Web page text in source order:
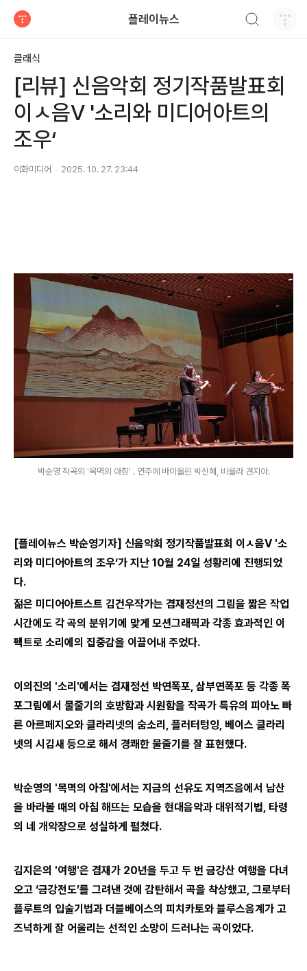
플레이뉴스
클래식
[리뷰] 신음악회 정기작품발표회
이ㅅ음V '소리와 미디어아트의
조우‘
이화미디어 2025. 10. 27. 23:44
박순영 작곡의 '목멱의 아침' . 연주에 바이올린 박신혜, 비올라 견지아.
[플레이뉴스 박순영기자] 신음악회 정기작품발표회 이ㅅ음V '소
리와 미디어아트의 조우‘가 지난 10월 24일 성황리에 진행되었
다.
젊은 미디어아트스트 김건우작가는 겸재정선의 그림을 짧은 작업
시간에도 각 곡의 분위기에 맞게 모션그래픽과 각종 효과적인 이
펙트로 소리에의 집중감을 이끌어내 주었다.
이의진의 '소리'에서는 겸재정선 박연폭포, 삼부연폭포 등 각종 폭
포그림에서 물줄기의 호방함과 시원함을 작곡가 특유의 피아노 빠
른 아르페지오와 클라리넷의 숨소리, 플러터텅잉, 베이스 클라리
넷의 시김새 등으로 해서 경쾌한 물줄기를 잘 표현했다.
박순영의 '목멱의 아침'에서는 지금의 선유도 지역즈음에서 남산
을 바라볼 때의 아침 해뜨는 모습을 현대음악과 대위적기법, 타령
의 네 개악장으로 성실하게 펼쳤다.
김지은의 '여행'은 겸재가 20년을 두고 두 번 금강산 여행을 다녀
오고 ‘금강전도’를 그려낸 것에 감탄해서 곡을 착상했고, 그로부터
플루트의 입술기법과 더블베이스의 피치카토와 블루스음계가 고
즈넉하게 잘 어울리는 선적인 소망이 드러나는 곡이었다.